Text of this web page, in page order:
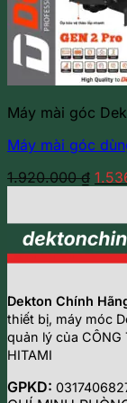
Máy mài góc
Máy mài góc
1.920.000₫ Giá
Dekton Chính
thiết bị, máy móc
quản lý của CÔNG
HITAMI
GPKD: